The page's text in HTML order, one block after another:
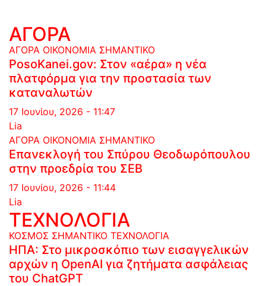
ΑΓΟΡΑ
ΑΓΟΡΑ ΟΙΚΟΝΟΜΙΑ ΣΗΜΑΝΤΙΚΟ
PosoKanei.gov: Στον «αέρα» η νέα
πλατφόρμα για την προστασία των
καταναλωτών
17 Ιουνίου, 2026 - 11:47
Lia
ΑΓΟΡΑ ΟΙΚΟΝΟΜΙΑ ΣΗΜΑΝΤΙΚΟ
Επανεκλογή του Σπύρου Θεοδωρόπουλου
στην προεδρία του ΣΕΒ
17 Ιουνίου, 2026 - 11:44
Lia
ΤΕΧΝΟΛΟΓΙΑ
ΚΟΣΜΟΣ ΣΗΜΑΝΤΙΚΟ ΤΕΧΝΟΛΟΓΙΑ
ΗΠΑ: Στο μικροσκόπιο των εισαγγελικών
αρχών η OpenAI για ζητήματα ασφάλειας
του ChatGPT